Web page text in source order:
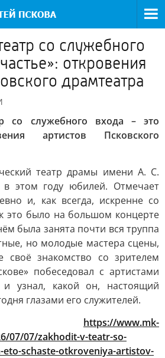
со служебного
откровения
драмтеатра
со служебного входа – это
артистов Псковского
театр драмы имени А. С.
этом году юбилей. Отмечает
и, как всегда, искренне со
это было на большом концерте
была занята почти вся труппа
но молодые мастера сцены,
своё знакомство со зрителем
побеседовал с артистами
и узнал, какой он, настоящий
глазами его служителей.
https://www.mk-
07/07/zakhodit-v-teatr-so-
schaste-otkroveniya-artistov-